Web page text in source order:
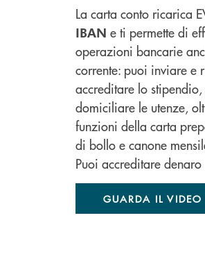
La carta conto ricarica
IBAN e ti permette di
operazioni bancarie
corrente: puoi inviare e
accreditare lo
domiciliare le utenze,
funzioni della carta
di bollo e canone
Puoi accreditare
GUARDA IL VIDEO